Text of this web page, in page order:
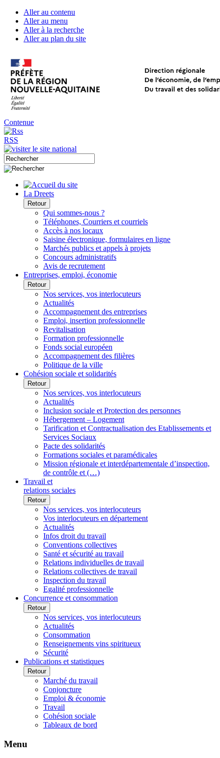
Aller au contenu
Aller au menu
Aller à la recherche
Aller au plan du site
Contenue
RSS
La Dreets
Retour
Qui sommes-nous ?
Téléphones, Courriers et courriels
Accès à nos locaux
Saisine électronique, formulaires en ligne
Marchés publics et appels à projets
Concours administratifs
Avis de recrutement
Entreprises, emploi, économie
Retour
Nos services, vos interlocuteurs
Actualités
Accompagnement des entreprises
Emploi, insertion professionnelle
Revitalisation
Formation professionnelle
Fonds social européen
Accompagnement des filières
Politique de la ville
Cohésion sociale et solidarités
Retour
Nos services, vos interlocuteurs
Actualités
Inclusion sociale et Protection des personnes
Hébergement – Logement
Tarification et Contractualisation des Etablissements et
Services Sociaux
Pacte des solidarités
Formations sociales et paramédicales
Mission régionale et interdépartementale d’inspection,
de contrôle et (…)
Travail et
relations sociales
Retour
Nos services, vos interlocuteurs
Vos interlocuteurs en département
Actualités
Infos droit du travail
Conventions collectives
Santé et sécurité au travail
Relations individuelles de travail
Relations collectives de travail
Inspection du travail
Egalité professionnelle
Concurrence et consommation
Retour
Nos services, vos interlocuteurs
Actualités
Consommation
Renseignements vins spiritueux
Sécurité
Publications et statistiques
Retour
Marché du travail
Conjoncture
Emploi & économie
Travail
Cohésion sociale
Tableaux de bord
Menu